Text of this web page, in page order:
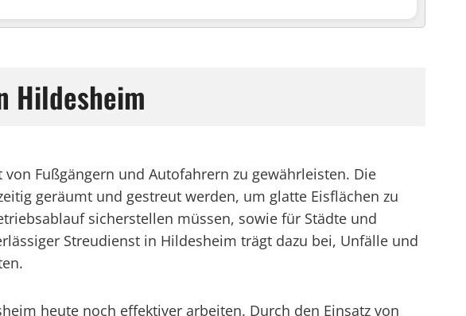
Hildesheim
Fußgängern und Autofahrern zu gewährleisten. Die
geräumt und gestreut werden, um glatte Eisflächen zu
sicherstellen müssen, sowie für Städte und
Streudienst in Hildesheim trägt dazu bei, Unfälle und
heute noch effektiver arbeiten. Durch den Einsatz von